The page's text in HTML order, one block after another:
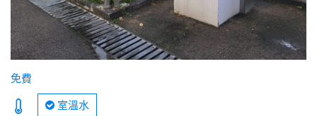
免費
室溫水